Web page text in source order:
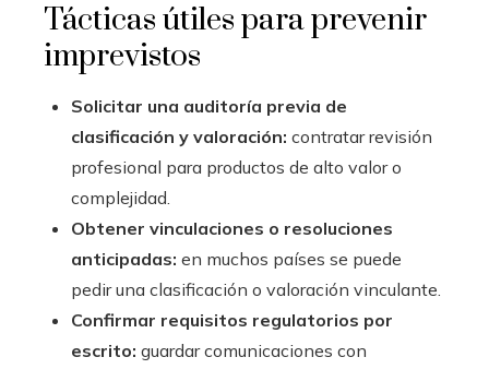
Tácticas útiles para prevenir
imprevistos
Solicitar una auditoría previa de
clasificación y valoración: contratar revisión
profesional para productos de alto valor o
complejidad.
Obtener vinculaciones o resoluciones
anticipadas: en muchos países se puede
pedir una clasificación o valoración vinculante.
Confirmar requisitos regulatorios por
escrito: guardar comunicaciones con